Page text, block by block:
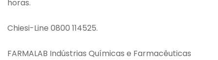
horas.
Chiesi-Line 0800 114525.
FARMALAB Indústrias Químicas e Farmacêuticas